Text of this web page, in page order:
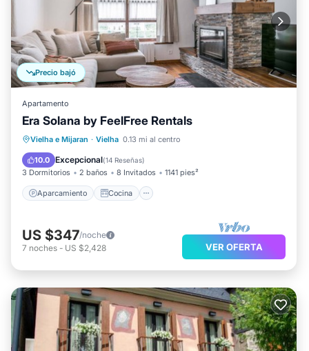
Precio bajó
Apartamento
Era Solana by FeelFree Rentals
Vielha e Mijaran · Vielha 0.13 mi al centro
10.0 Excepcional(14 Reseñas)
3 Dormitorios 2 baños 8 Invitados 1141 pies²
Aparcamiento Cocina
Aparcamiento Cocina
Apto para niños
US $347/noche
7 noches - US $2,428 VER OFERTA